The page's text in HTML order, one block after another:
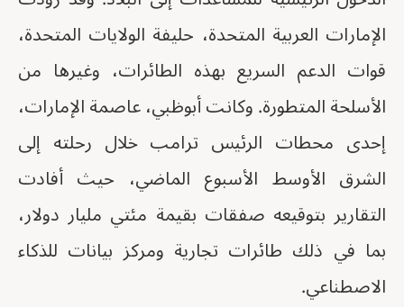
الإمارات العربية المتحدة، حليفة الولايات المتحدة،
قوات الدعم السريع بهذه الطائرات، وغيرها من
الأسلحة المتطورة. وكانت أبوظبي، عاصمة الإمارات،
إحدى محطات الرئيس ترامب خلال رحلته إلى
الشرق الأوسط الأسبوع الماضي، حيث أفادت
التقارير بتوقيعه صفقات بقيمة مئتي مليار دولار،
بما في ذلك طائرات تجارية ومركز بيانات للذكاء
الاصطناعي.